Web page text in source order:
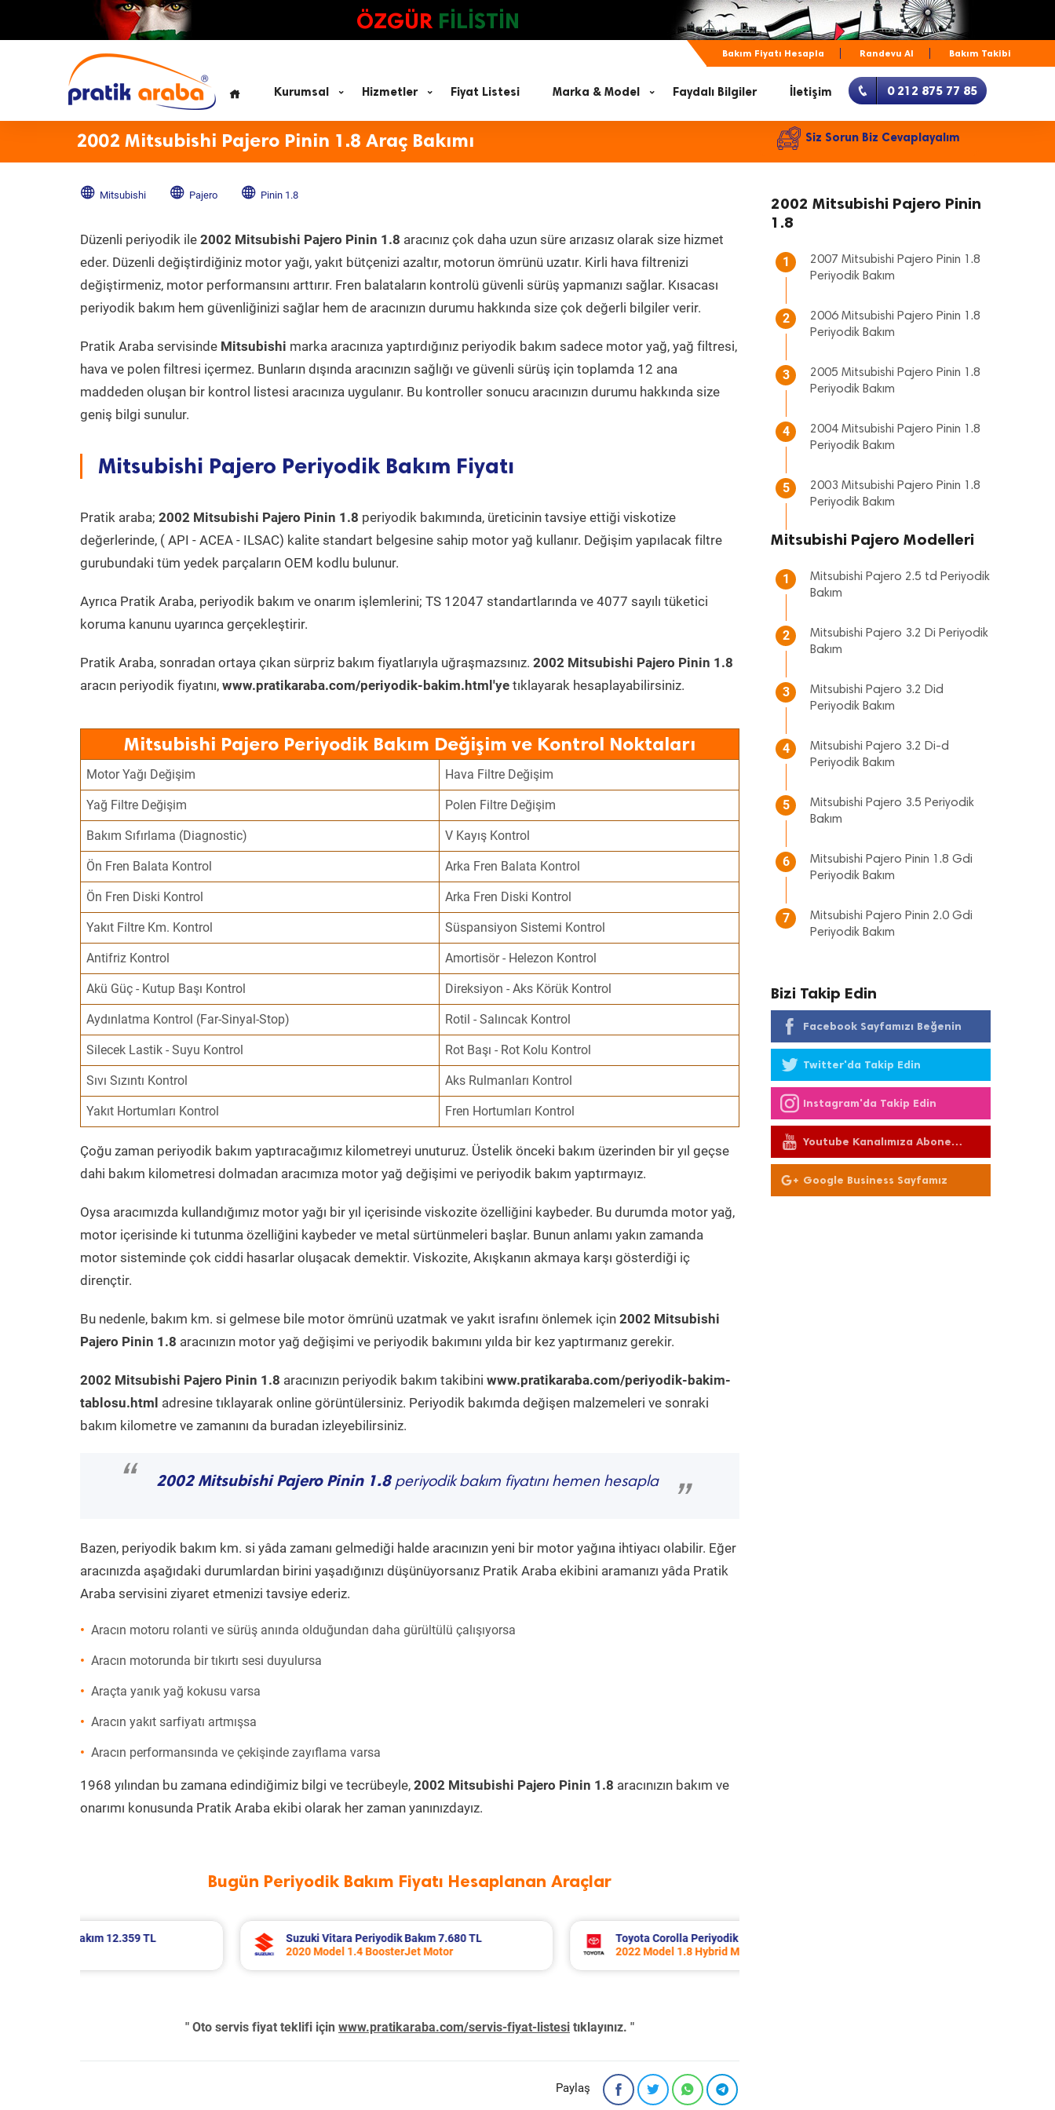
ÖZGÜR FİLİSTİN
Bakım Fiyatı Hesapla Randevu Al Bakım Takibi
Kurumsal Hizmetler Fiyat Listesi Marka & Model Faydalı Bilgiler İletişim 0 212 875 77 85
2002 Mitsubishi Pajero Pinin 1.8 Araç Bakımı Siz Sorun Biz Cevaplayalım
Mitsubishi Pajero Pinin 1.8
Düzenli periyodik ile 2002 Mitsubishi Pajero Pinin 1.8 aracınız çok daha uzun süre arızasız olarak size hizmet
eder. Düzenli değiştirdiğiniz motor yağı, yakıt bütçenizi azaltır, motorun ömrünü uzatır. Kirli hava filtrenizi
değiştirmeniz, motor performansını arttırır. Fren balataların kontrolü güvenli sürüş yapmanızı sağlar. Kısacası
periyodik bakım hem güvenliğinizi sağlar hem de aracınızın durumu hakkında size çok değerli bilgiler verir.
Pratik Araba servisinde Mitsubishi marka aracınıza yaptırdığınız periyodik bakım sadece motor yağ, yağ filtresi,
hava ve polen filtresi içermez. Bunların dışında aracınızın sağlığı ve güvenli sürüş için toplamda 12 ana
maddeden oluşan bir kontrol listesi aracınıza uygulanır. Bu kontroller sonucu aracınızın durumu hakkında size
geniş bilgi sunulur.
Mitsubishi Pajero Periyodik Bakım Fiyatı
Pratik araba; 2002 Mitsubishi Pajero Pinin 1.8 periyodik bakımında, üreticinin tavsiye ettiği viskotize
değerlerinde, ( API - ACEA - ILSAC) kalite standart belgesine sahip motor yağ kullanır. Değişim yapılacak filtre
gurubundaki tüm yedek parçaların OEM kodlu bulunur.
Ayrıca Pratik Araba, periyodik bakım ve onarım işlemlerini; TS 12047 standartlarında ve 4077 sayılı tüketici
koruma kanunu uyarınca gerçekleştirir.
Pratik Araba, sonradan ortaya çıkan sürpriz bakım fiyatlarıyla uğraşmazsınız. 2002 Mitsubishi Pajero Pinin 1.8
aracın periyodik fiyatını, www.pratikaraba.com/periyodik-bakim.html'ye tıklayarak hesaplayabilirsiniz.
Mitsubishi Pajero Periyodik Bakım Değişim ve Kontrol Noktaları
Motor Yağı Değişim Hava Filtre Değişim
Yağ Filtre Değişim Polen Filtre Değişim
Bakım Sıfırlama (Diagnostic) V Kayış Kontrol
Ön Fren Balata Kontrol Arka Fren Balata Kontrol
Ön Fren Diski Kontrol Arka Fren Diski Kontrol
Yakıt Filtre Km. Kontrol Süspansiyon Sistemi Kontrol
Antifriz Kontrol Amortisör - Helezon Kontrol
Akü Güç - Kutup Başı Kontrol Direksiyon - Aks Körük Kontrol
Aydınlatma Kontrol (Far-Sinyal-Stop) Rotil - Salıncak Kontrol
Silecek Lastik - Suyu Kontrol Rot Başı - Rot Kolu Kontrol
Sıvı Sızıntı Kontrol Aks Rulmanları Kontrol
Yakıt Hortumları Kontrol Fren Hortumları Kontrol
Çoğu zaman periyodik bakım yaptıracağımız kilometreyi unuturuz. Üstelik önceki bakım üzerinden bir yıl geçse
dahi bakım kilometresi dolmadan aracımıza motor yağ değişimi ve periyodik bakım yaptırmayız.
Oysa aracımızda kullandığımız motor yağı bir yıl içerisinde viskozite özelliğini kaybeder. Bu durumda motor yağ,
motor içerisinde ki tutunma özelliğini kaybeder ve metal sürtünmeleri başlar. Bunun anlamı yakın zamanda
motor sisteminde çok ciddi hasarlar oluşacak demektir. Viskozite, Akışkanın akmaya karşı gösterdiği iç
dirençtir.
Bu nedenle, bakım km. si gelmese bile motor ömrünü uzatmak ve yakıt israfını önlemek için 2002 Mitsubishi
Pajero Pinin 1.8 aracınızın motor yağ değişimi ve periyodik bakımını yılda bir kez yaptırmanız gerekir.
2002 Mitsubishi Pajero Pinin 1.8 aracınızın periyodik bakım takibini www.pratikaraba.com/periyodik-bakim-
tablosu.html adresine tıklayarak online görüntülersiniz. Periyodik bakımda değişen malzemeleri ve sonraki
bakım kilometre ve zamanını da buradan izleyebilirsiniz.
“ 2002 Mitsubishi Pajero Pinin 1.8periyodik bakım fiyatını hemen hesapla
”
Bazen, periyodik bakım km. si yâda zamanı gelmediği halde aracınızın yeni bir motor yağına ihtiyacı olabilir. Eğer
aracınızda aşağıdaki durumlardan birini yaşadığınızı düşünüyorsanız Pratik Araba ekibini aramanızı yâda Pratik
Araba servisini ziyaret etmenizi tavsiye ederiz.
Aracın motoru rolanti ve sürüş anında olduğundan daha gürültülü çalışıyorsa
Aracın motorunda bir tıkırtı sesi duyulursa
Araçta yanık yağ kokusu varsa
Aracın yakıt sarfiyatı artmışsa
Aracın performansında ve çekişinde zayıflama varsa
1968 yılından bu zamana edindiğimiz bilgi ve tecrübeyle, 2002 Mitsubishi Pajero Pinin 1.8 aracınızın bakım ve
onarımı konusunda Pratik Araba ekibi olarak her zaman yanınızdayız.
Bugün Periyodik Bakım Fiyatı Hesaplanan Araçlar
Toyota Corolla Periyodik Bakım 10.994 TL
2022 Model 1.8 Hybrid Motor
Volvo Xc60 Periyodik Bakım 10.267 TL
2014 Model 2.0 D4 Motor
" Oto servis fiyat teklifi için www.pratikaraba.com/servis-fiyat-listesi tıklayınız. "
Paylaş
2002 Mitsubishi Pajero Pinin
1.8
1
2007 Mitsubishi Pajero Pinin 1.8
Periyodik Bakım
2
2006 Mitsubishi Pajero Pinin 1.8
Periyodik Bakım
3
2005 Mitsubishi Pajero Pinin 1.8
Periyodik Bakım
4
2004 Mitsubishi Pajero Pinin 1.8
Periyodik Bakım
5
2003 Mitsubishi Pajero Pinin 1.8
Periyodik Bakım
Mitsubishi Pajero Modelleri
1
Mitsubishi Pajero 2.5 td Periyodik
Bakım
2
Mitsubishi Pajero 3.2 Di Periyodik
Bakım
3
Mitsubishi Pajero 3.2 Did
Periyodik Bakım
4
Mitsubishi Pajero 3.2 Di-d
Periyodik Bakım
5
Mitsubishi Pajero 3.5 Periyodik
Bakım
6
Mitsubishi Pajero Pinin 1.8 Gdi
Periyodik Bakım
7
Mitsubishi Pajero Pinin 2.0 Gdi
Periyodik Bakım
Bizi Takip Edin
Facebook Sayfamızı Beğenin
Twitter'da Takip Edin
Instagram'da Takip Edin
Youtube Kanalımıza Abone
Olun
Google Business Sayfamız